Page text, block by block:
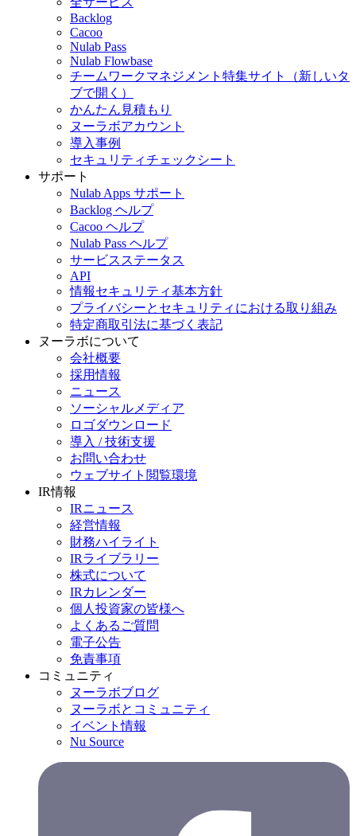
Backlog
Cacoo
Nulab Pass
Nulab Flowbase
チームワークマネジメント特集サイト
（新しいタ
ブで開く）
かんたん見積もり
ヌーラボアカウント
導入事例
セキュリティチェックシート
サポート
Nulab Apps サポート
Backlog ヘルプ
Cacoo ヘルプ
Nulab Pass ヘルプ
サービスステータス
API
情報セキュリティ基本方針
プライバシーとセキュリティにおける取り組み
特定商取引法に基づく表記
ヌーラボについて
会社概要
採用情報
ニュース
ソーシャルメディア
ロゴダウンロード
導入 / 技術支援
お問い合わせ
ウェブサイト閲覧環境
IR情報
IRニュース
経営情報
財務ハイライト
IRライブラリー
株式について
IRカレンダー
個人投資家の皆様へ
よくあるご質問
電子公告
免責事項
コミュニティ
ヌーラボブログ
ヌーラボとコミュニティ
イベント情報
Nu Source